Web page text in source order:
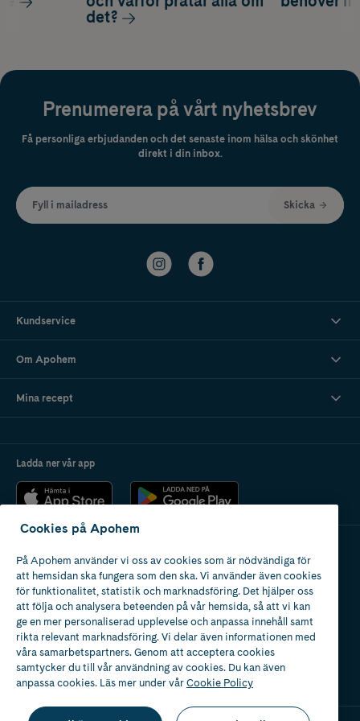
det?
Prenumerera på vårt nyhetsbrev
Få personliga erbjudanden och det senaste inom hälsa och skönhet
direkt i din inbox.
Fyll i mailadress Skicka
Kundservice
Om Apohem
Mina recept
Ladda ner vår app
Apotek med tillstånd
av Läkemedelsverket
Cookies på Apohem
På Apohem använder vi oss av cookies som är nödvändiga för
att hemsidan ska fungera som den ska. Vi använder även cookies
för funktionalitet, statistik och marknadsföring. Det hjälper oss
att följa och analysera beteenden på vår hemsida, så att vi kan
ge en mer personaliserad upplevelse och anpassa innehåll samt
rikta relevant marknadsföring. Vi delar även informationen med
våra samarbetspartners. Genom att acceptera cookies
samtycker du till vår användning av cookies. Du kan även
anpassa cookies. Läs mer under vårCookie Policy